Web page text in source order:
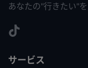
あなたの"行きたい"
サービス